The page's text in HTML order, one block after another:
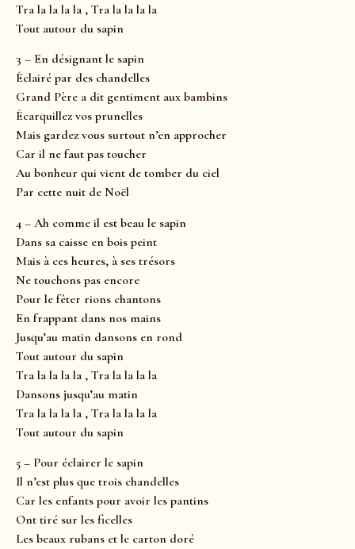
Tra la la la la , Tra la la la la
Tout autour du sapin
3 – En désignant le sapin
Éclairé par des chandelles
Grand Père a dit gentiment aux bambins
Écarquillez vos prunelles
Mais gardez vous surtout n’en approcher
Car il ne faut pas toucher
Au bonheur qui vient de tomber du ciel
Par cette nuit de Noël
4 – Ah comme il est beau le sapin
Dans sa caisse en bois peint
Mais à ces heures, à ses trésors
Ne touchons pas encore
Pour le fêter rions chantons
En frappant dans nos mains
Jusqu’au matin dansons en rond
Tout autour du sapin
Tra la la la la , Tra la la la la
Dansons jusqu’au matin
Tra la la la la , Tra la la la la
Tout autour du sapin
5 – Pour éclairer le sapin
Il n’est plus que trois chandelles
Car les enfants pour avoir les pantins
Ont tiré sur les ficelles
Les beaux rubans et le carton doré